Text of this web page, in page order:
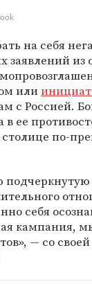
на себя
заявлений из
или
с Россией.
ее
столице по-
себя
кампания,
— со